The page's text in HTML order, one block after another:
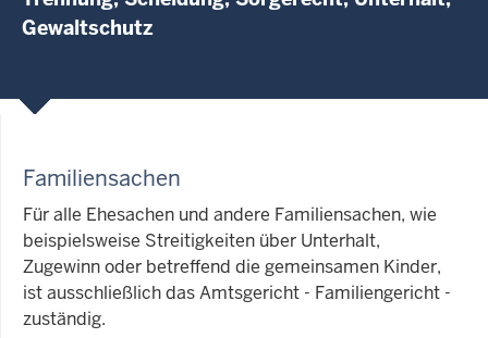
Gewaltschutz
Familiensachen
Für alle Ehesachen und andere Familiensachen, wie
beispielsweise Streitigkeiten über Unterhalt,
Zugewinn oder betreffend die gemeinsamen Kinder,
ist ausschließlich das Amtsgericht - Familiengericht -
zuständig.